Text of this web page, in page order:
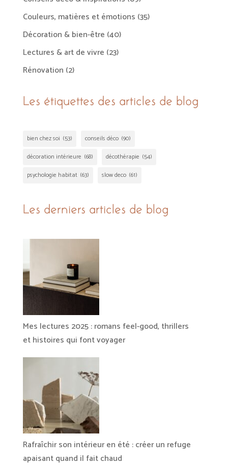
Couleurs, matières et émotions (35)
Décoration & bien-être (40)
Lectures & art de vivre (23)
Rénovation (2)
Les étiquettes des articles de blog
bien chez soi (53) conseils déco (90)
décoration intérieure (68) décothérapie (54)
psychologie habitat (63) slow deco (61)
Les derniers articles de blog
Mes lectures 2025 : romans feel-good, thrillers
et histoires qui font voyager
Rafraîchir son intérieur en été : créer un refuge
apaisant quand il fait chaud